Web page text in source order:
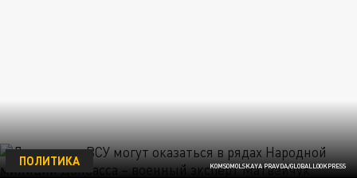
KOMSOMOLSKAYA PRAVDA/GLOBALLOOKPRESS
ПОЛИТИКА